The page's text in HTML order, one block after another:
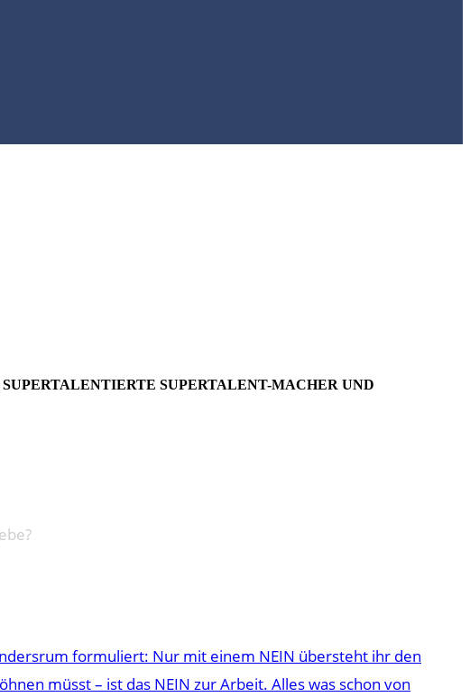
SUPERTALENT-MACHER UND
formuliert: Nur mit einem NEIN übersteht ihr den
müsst – ist das NEIN zur Arbeit. Alles was schon von